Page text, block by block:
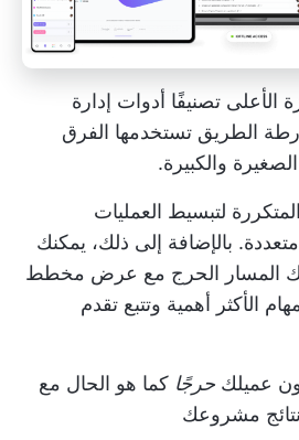
الأعلى تصنيفًا أدوات إدارة
الطريق تستخدمها الفرق
والكبيرة.
لتبسيط العمليات
بالإضافة إلى ذلك، يمكنك
المسار الحرج مع عرض مخطط
الأكثر أهمية وتتبع تقدم
عميلك حرجًا كما هو الحال مع
مشروعك